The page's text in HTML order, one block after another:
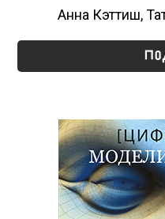
Анна Кэттиш,